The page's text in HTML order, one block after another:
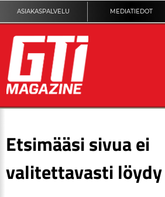
ASIAKASPALVELU MEDIATIEDOT
Etsimääsi sivua ei
valitettavasti löydy